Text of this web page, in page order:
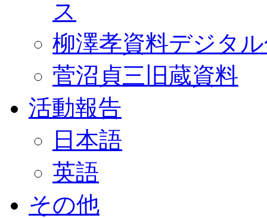
ス
柳澤孝資料デジタ
菅沼貞三旧蔵資料
活動報告
日本語
英語
その他